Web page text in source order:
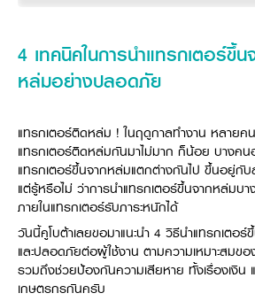
รถขุดขนาดเล็ก
อุปกรณ์ต่อพ่วงรถขุด
สินค้านวัตกรรมการเกษตร
โดรนการเกษตร
การลงทุนรายได้และจุดคุ้มทุน
วัสดุอุปกรณ์
ติดต่อซื้อกล้าแผ่น
4 หัวใจหลักของธุรกิจ
มาตรฐานสู่ความเป็นผู้นำในเอเชีย
ที่มา
สินค้าที่ส่งออก
สำนักงานต่างประเทศ
ศูนย์บริการในต่างประเทศ
ประเทศคู่ค้า
ตำแหน่งงานว่าง
นักศึกษาฝึกงาน
สวัสดิการพนักงาน
ข่าวสาร
ข่าวและกิจกรรมที่แนะนำ
ข่าวกิจกรรมเพื่อสังคม
โฆษณาคูโบต้า
ข่าวกิจกรรมเพื่อสังคม
โครงการตามแนวพระราชดำริ
การพัฒนาชุมชน และสังคม
การศึกษา และเยาวชน
สิ่งแวดล้อมความปลอดภัยและอาชีวอนามัย
ออนไลน์โชว์รูม
บริการหลังการขาย
เช่าซื้อ
คูโบต้า สโตร์
KAS เกษตรครบวงจร
คูโบต้าฟาร์ม
4 เทคนิคในการนำแทรกเตอร์ขึ้น
หล่มอย่างปลอดภัย
แทรกเตอร์ติดหล่ม ! ในฤดูกาลทำงาน หลาย
แทรกเตอร์ติดหล่มกันมาไม่มาก ก็น้อย บางคน
แทรกเตอร์ขึ้นจากหล่มแตกต่างกันไป ขึ้นอยู่กั
แต่รู้หรือไม่ ว่าการนำแทรกเตอร์ขึ้นจากหล่มบ
ภายในแทรกเตอร์รับภาระหนักได้
วันนี้คูโบต้าเลยขอมาแนะนำ 4 วิธีนำแทรกเตอ
และปลอดภัยต่อผู้ใช้งาน ตามความเหมาะสมข
รวมถึงช่วยป้องกันความเสียหาย ทั้งเรื่องเงิน
เกษตรกรกันครับ